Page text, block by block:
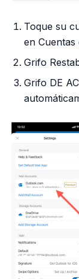
Toque su
en
Grifo
Grifo DE